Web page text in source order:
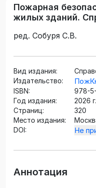
Пожарная
жилых зданий.
ред. Собуря С.В.
Вид издания:
Издательство:
ISBN:
978-
Год издания:
2026 г.
Страниц:
320
Место издания:
DOI:
Не
Аннотация